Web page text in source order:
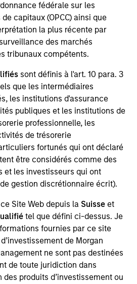
fédérale sur les
capitaux (OPCC) ainsi que
la plus récente par
des marchés
tribunaux compétents.
sont définis à l'art. 10 para. 3
que les intermédiaires
les institutions d'assurance
publiques et les institutions de
professionnelle, les
de trésorerie
fortunés qui ont déclaré
être considérés comme des
et les investisseurs qui ont
gestion discrétionnaire écrit).
Site Web depuis la Suisse et
tel que défini ci-dessus. Je
fournies par ce site
de Morgan
ne sont pas destinées
de toute juridiction dans
produits d’investissement ou
Permian Basin carbon
enhanced oil recovery
operates producing CO2
fields in Terry and Gaines